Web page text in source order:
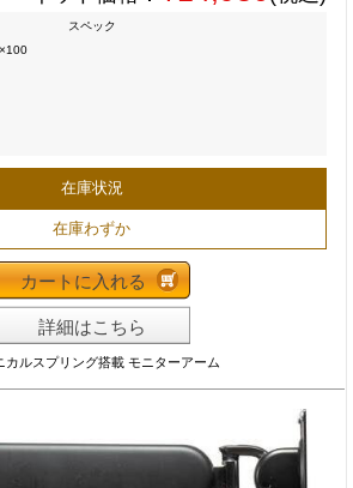
スペック
在庫状況
在庫わずか
カートに入れる
詳細はこちら
カルスプリング搭載 モニターアーム